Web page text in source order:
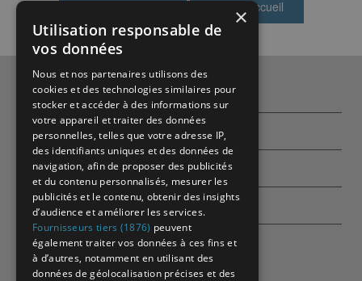
Qui sommes-nous ?
Partenaires
Contactez-nous
Echographes
×
Utilisation responsable de
vos données
Nous et nos partenaires utilisons des
cookies et des technologies similaires pour
stocker et accéder à des informations sur
votre appareil et traiter des données
personnelles, telles que votre adresse IP,
des identifiants uniques et des données de
navigation, afin de proposer des publicités
et du contenu personnalisés, mesurer les
publicités et le contenu, obtenir des insights
d’audience et améliorer les services.
Fournisseurs tiers (1876) peuvent
également traiter vos données à ces fins et
à d’autres, notamment en utilisant des
données de géolocalisation précises et des